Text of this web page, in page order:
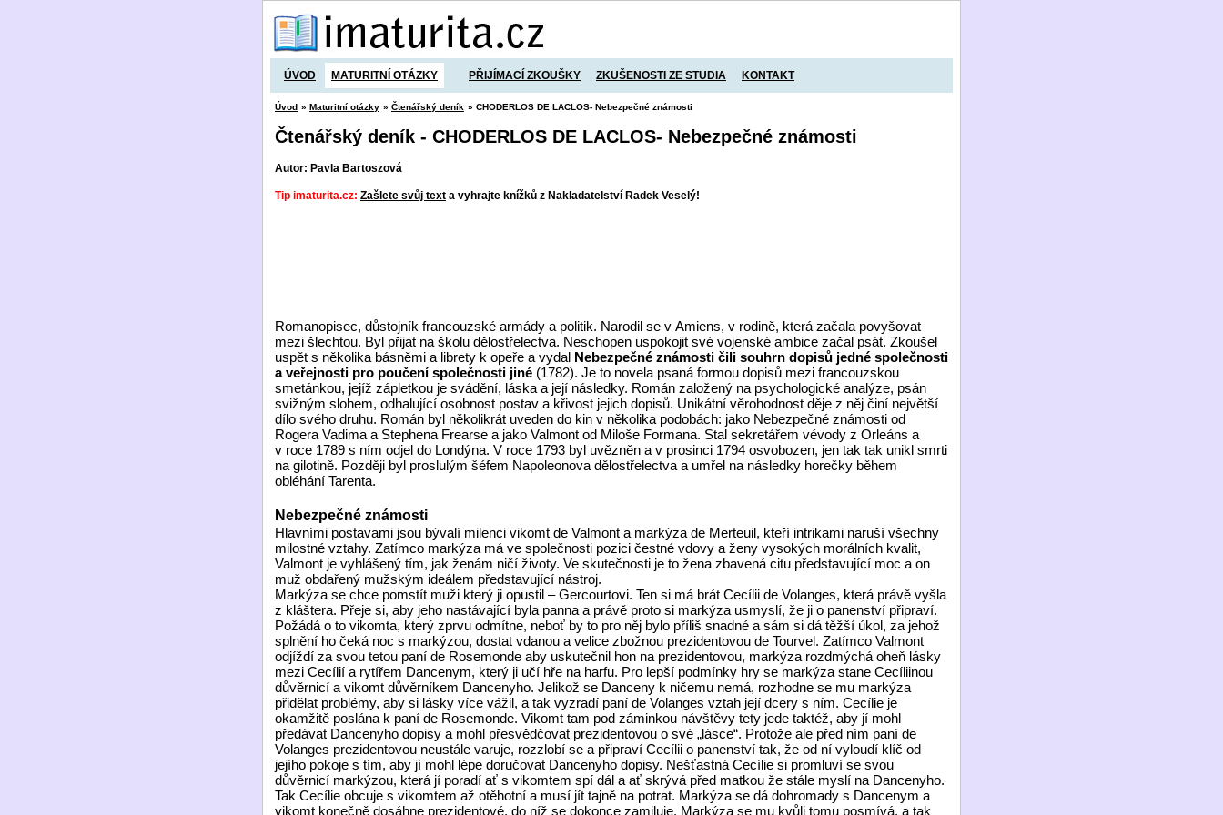
ÚVOD MATURITNÍ OTÁZKY PŘIJÍMACÍ ZKOUŠKY ZKUŠENOSTI ZE STUDIA KONTAKT
Úvod » Maturitní otázky » Čtenářský deník » CHODERLOS DE LACLOS- Nebezpečné známosti
Čtenářský deník - CHODERLOS DE LACLOS- Nebezpečné známosti
Autor: Pavla Bartoszová
Tip imaturita.cz: Zašlete svůj text a vyhrajte knížků z Nakladatelství Radek Veselý!
Romanopisec, důstojník francouzské armády a politik. Narodil se v Amiens, v rodině, která začala povyšovat
mezi šlechtou. Byl přijat na školu dělostřelectva. Neschopen uspokojit své vojenské ambice začal psát. Zkoušel
uspět s několika básněmi a librety k opeře a vydal Nebezpečné známosti čili souhrn dopisů jedné společnosti
a veřejnosti pro poučení společnosti jiné (1782). Je to novela psaná formou dopisů mezi francouzskou
smetánkou, jejíž zápletkou je svádění, láska a její následky. Román založený na psychologické analýze, psán
svižným slohem, odhalující osobnost postav a křivost jejich dopisů. Unikátní věrohodnost děje z něj činí největší
dílo svého druhu. Román byl několikrát uveden do kin v několika podobách: jako Nebezpečné známosti od
Rogera Vadima a Stephena Frearse a jako Valmont od Miloše Formana. Stal sekretářem vévody z Orleáns a
v roce 1789 s ním odjel do Londýna. V roce 1793 byl uvězněn a v prosinci 1794 osvobozen, jen tak tak unikl smrti
na gilotině. Později byl proslulým šéfem Napoleonova dělostřelectva a umřel na následky horečky během
obléhání Tarenta.
Nebezpečné známosti
Hlavními postavami jsou bývalí milenci vikomt de Valmont a markýza de Merteuil, kteří intrikami naruší všechny
milostné vztahy. Zatímco markýza má ve společnosti pozici čestné vdovy a ženy vysokých morálních kvalit,
Valmont je vyhlášený tím, jak ženám ničí životy. Ve skutečnosti je to žena zbavená citu představující moc a on
muž obdařený mužským ideálem představující nástroj.
Markýza se chce pomstít muži který ji opustil – Gercourtovi. Ten si má brát Cecílii de Volanges, která právě vyšla
z kláštera. Přeje si, aby jeho nastávající byla panna a právě proto si markýza usmyslí, že ji o panenství připraví.
Požádá o to vikomta, který zprvu odmítne, neboť by to pro něj bylo příliš snadné a sám si dá těžší úkol, za jehož
splnění ho čeká noc s markýzou, dostat vdanou a velice zbožnou prezidentovou de Tourvel. Zatímco Valmont
odjíždí za svou tetou paní de Rosemonde aby uskutečnil hon na prezidentovou, markýza rozdmýchá oheň lásky
mezi Cecílií a rytířem Dancenym, který ji učí hře na harfu. Pro lepší podmínky hry se markýza stane Cecíliinou
důvěrnicí a vikomt důvěrníkem Dancenyho. Jelikož se Danceny k ničemu nemá, rozhodne se mu markýza
přidělat problémy, aby si lásky více vážil, a tak vyzradí paní de Volanges vztah její dcery s ním. Cecílie je
okamžitě poslána k paní de Rosemonde. Vikomt tam pod záminkou návštěvy tety jede taktéž, aby jí mohl
předávat Dancenyho dopisy a mohl přesvědčovat prezidentovou o své „lásce“. Protože ale před ním paní de
Volanges prezidentovou neustále varuje, rozzlobí se a připraví Cecílii o panenství tak, že od ní vyloudí klíč od
jejího pokoje s tím, aby jí mohl lépe doručovat Dancenyho dopisy. Nešťastná Cecílie si promluví se svou
důvěrnicí markýzou, která jí poradí ať s vikomtem spí dál a ať skrývá před matkou že stále myslí na Dancenyho.
Tak Cecílie obcuje s vikomtem až otěhotní a musí jít tajně na potrat. Markýza se dá dohromady s Dancenym a
vikomt konečně dosáhne prezidentové, do níž se dokonce zamiluje. Markýza se mu kvůli tomu posmívá, a tak